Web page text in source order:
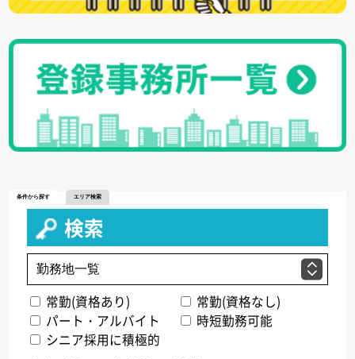
条件から探す エリア検索
検索
常勤(資格あり)
常勤(資格なし)
パート・アルバイト
時短勤務可能
シニア採用に積極的